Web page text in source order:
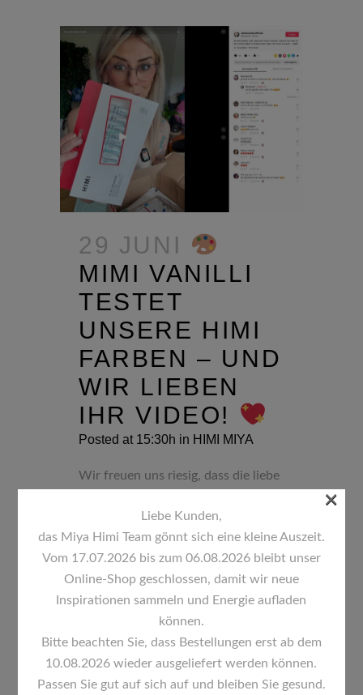
29 JUNI
MIMI VANILLI
TESTET
UNSERE HIMI
FARBEN – UND
WIR LIEBEN
IHR VIDEO!
Posted at 15:30h in HIMI MIYA
Wir freuen uns riesig, dass die liebe
bestellt hat – und ihr tolles
Unboxing-Video auf TikTok ist
einfach wunderbar geworden!
Es
ist immer wieder schön zu sehen,
wie viel Freude unsere Farben
bringen – und Mimi strahlt genau
das aus....
READ MORE
Liebe Kunden,
das Miya Himi Team gönnt sich eine kleine Auszeit.
Vom 17.07.2026 bis zum 06.08.2026 bleibt unser
Online-Shop geschlossen, damit wir neue
Inspirationen sammeln und Energie aufladen
können.
Bitte beachten Sie, dass Bestellungen erst ab dem
10.08.2026 wieder ausgeliefert werden können.
Passen Sie gut auf sich auf und bleiben Sie gesund.
×